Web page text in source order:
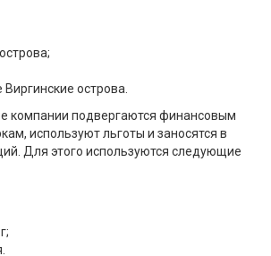
Виргинские острова.
компании подвергаются финансовым
используют льготы и заносятся в
Для этого используются следующие